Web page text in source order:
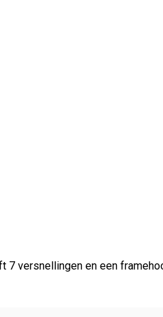
7 versnellingen en een